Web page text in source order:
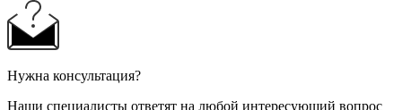
Нужна консультация?
Наши специалисты ответят на любой интересующий вопрос